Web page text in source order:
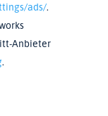
ads/.
Anbieter
.